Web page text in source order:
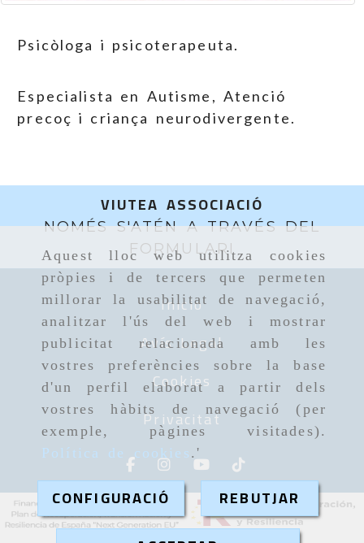
Aquest lloc web utilitza cookies
pròpies i de tercers que permeten
millorar la usabilitat de navegació,
analitzar l'ús del web i mostrar
publicitat relacionada amb les
vostres preferències sobre la base
d'un perfil elaborat a partir dels
vostres hàbits de navegació (per
exemple, pàgines visitades).
Política de cookies .'
CONFIGURACIÓ
REBUTJAR
Psicòloga i psicoterapeuta.
Especialista en Autisme, Atenció
precoç i criança neurodivergente.
VIUTEA ASSOCIACIÓ
NOMÉS S'ATÉN A TRAVÉS DEL
FORMULARI
Inicio
Avís Legal
Cookies
Privacitat